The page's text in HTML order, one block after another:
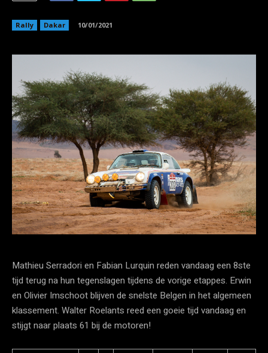
Rally Dakar 10/01/2021
Mathieu Serradori en Fabian Lurquin reden vandaag een 8ste
tijd terug na hun tegenslagen tijdens de vorige etappes. Erwin
en Olivier Imschoot blijven de snelste Belgen in het algemeen
klassement. Walter Roelants reed een goeie tijd vandaag en
stijgt naar plaats 61 bij de motoren!